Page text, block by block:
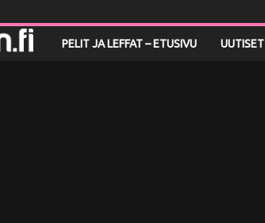
PELIT JA LEFFAT – ETUSIVU UUTISET